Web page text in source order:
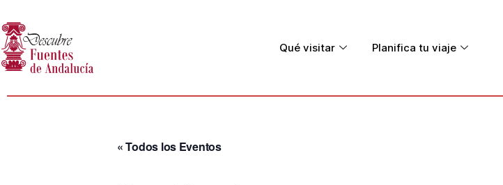
Qué visitar Planifica tu viaje
« Todos los Eventos